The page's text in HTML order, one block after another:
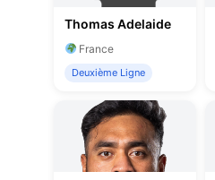
Thomas Adelaide
France
Deuxième Ligne